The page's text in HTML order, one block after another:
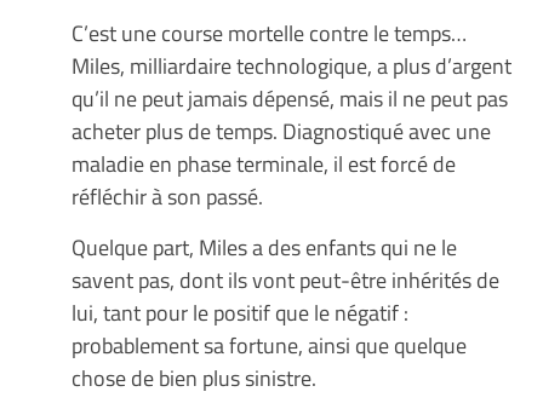
C’est une course mortelle contre le temps…
Miles, milliardaire technologique, a plus d’argent
qu’il ne peut jamais dépensé, mais il ne peut pas
acheter plus de temps. Diagnostiqué avec une
maladie en phase terminale, il est forcé de
réfléchir à son passé.
Quelque part, Miles a des enfants qui ne le
savent pas, dont ils vont peut-être inhérités de
lui, tant pour le positif que le négatif :
probablement sa fortune, ainsi que quelque
chose de bien plus sinistre.